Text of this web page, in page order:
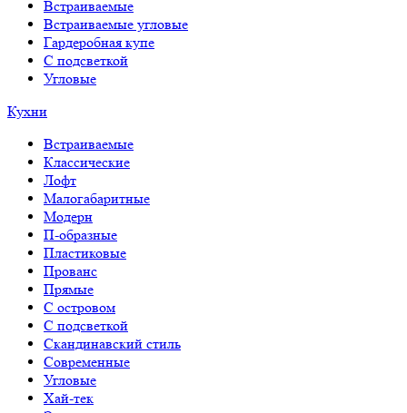
Встраиваемые
Встраиваемые угловые
Гардеробная купе
С подсветкой
Угловые
Кухни
Встраиваемые
Классические
Лофт
Малогабаритные
Модерн
П-образные
Пластиковые
Прованс
Прямые
С островом
С подсветкой
Скандинавский стиль
Современные
Угловые
Хай-тек